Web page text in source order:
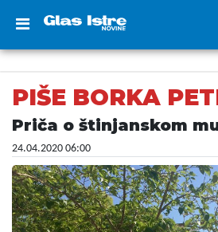
PIŠE BORKA
Priča o štinjanskom
24.04.2020 06:00